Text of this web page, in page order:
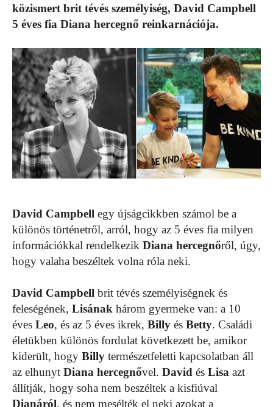
közismert brit tévés személyiség, David Campbell
5 éves fia Diana hercegnő reinkarnációja.
David Campbell egy újságcikkben számol be a
különös történetről, arról, hogy az 5 éves fia milyen
információkkal rendelkezik Diana hercegnőről, úgy,
hogy valaha beszéltek volna róla neki.
David Campbell brit tévés személyiségnek és
feleségének, Lisának három gyermeke van: a 10
éves Leo, és az 5 éves ikrek, Billy és Betty. Családi
életükben különös fordulat következett be, amikor
kiderült, hogy Billy természetfeletti kapcsolatban áll
az elhunyt Diana hercegnővel. David és Lisa azt
állítják, hogy soha nem beszéltek a kisfiúval
Dianáról, és nem mesélték el neki azokat a